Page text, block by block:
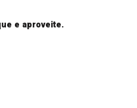
e aproveite.